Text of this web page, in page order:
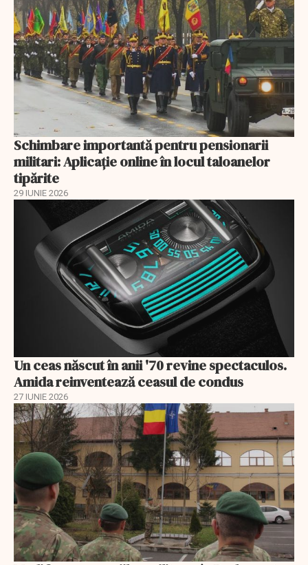
Schimbare importantă pentru pensionarii
militari: Aplicaţie online în locul taloanelor
tipărite
29 IUNIE 2026
Un ceas născut în anii '70 revine spectaculos.
Amida reinventează ceasul de condus
27 IUNIE 2026